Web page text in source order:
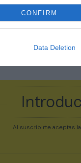
CONFIRM
Data Deletion
Al suscribirte aceptas la